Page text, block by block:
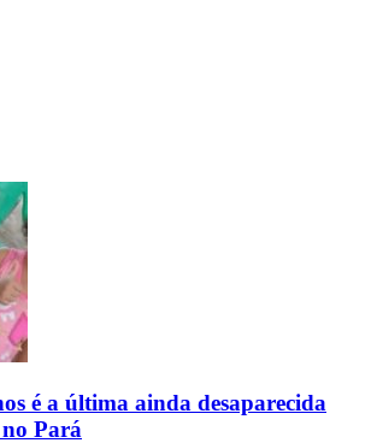
é a última ainda desaparecida
Pará